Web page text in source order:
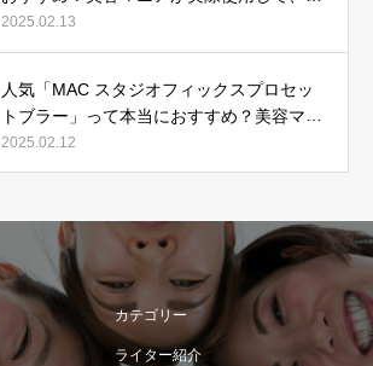
コミを検証！
2025.02.13
人気「MAC スタジオフィックスプロセッ
トブラー」って本当におすすめ？美容マニ
アが実際使用して口コミを検証！
2025.02.12
カテゴリー
ライター紹介